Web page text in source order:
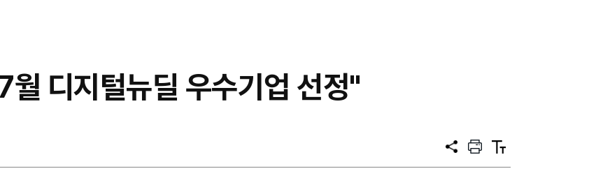
디지털뉴딜 우수기업 선정"
공
프
트
텍
트